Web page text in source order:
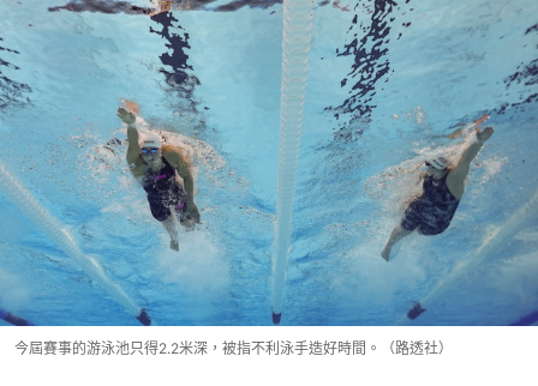
今屆賽事的游泳池只得2.2米深，被指不利泳手造好時間。（路透社）